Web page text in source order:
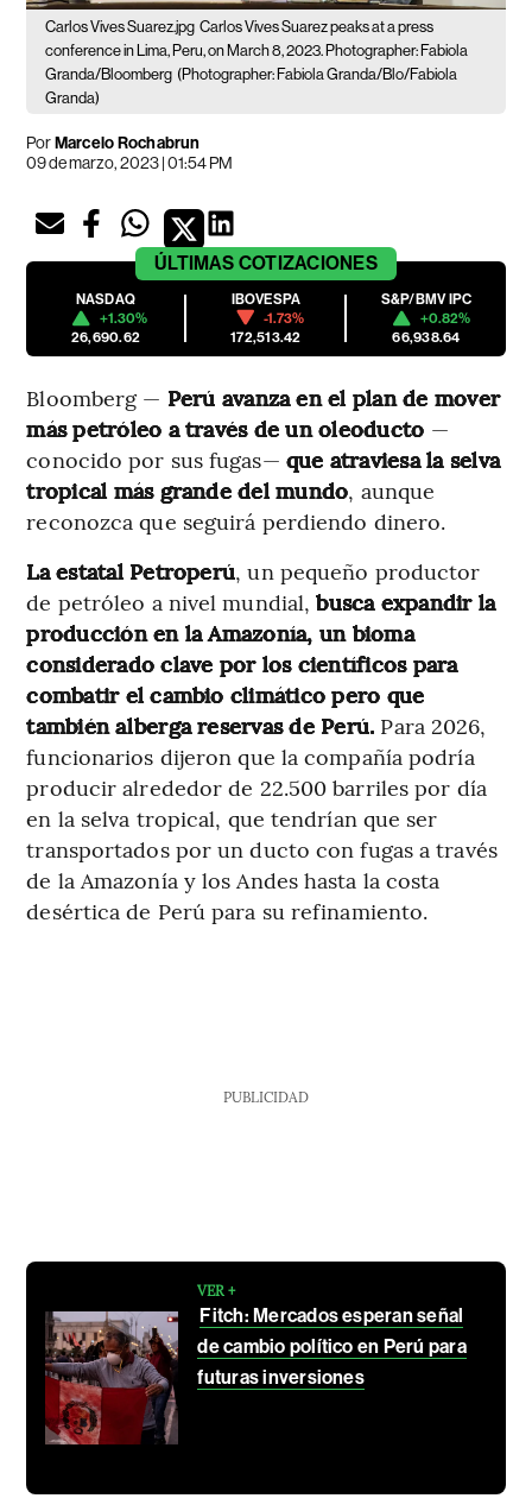
Carlos Vives Suarez.jpg Carlos Vives Suarez peaks at a press
conference in Lima, Peru, on March 8, 2023. Photographer: Fabiola
Granda/Bloomberg (Photographer: Fabiola Granda/Blo/Fabiola
Granda)
PorMarcelo Rochabrun
09 de marzo, 2023 | 01:54 PM
ÚLTIMAS COTIZACIONES
NASDAQ
+1.30%
26,690.62
IBOVESPA
-1.73%
172,513.42
S&P/BMV IPC
+0.82%
66,938.64
Bloomberg — Perú avanza en el plan de mover
más petróleo a través de un oleoducto —
conocido por sus fugas— que atraviesa la selva
tropical más grande del mundo, aunque
reconozca que seguirá perdiendo dinero.
La estatal Petroperú, un pequeño productor
de petróleo a nivel mundial,busca expandir la
producción en la Amazonía, un bioma
considerado clave por los científicos para
combatir el cambio climático pero que
también alberga reservas de Perú. Para 2026,
funcionarios dijeron que la compañía podría
producir alrededor de 22.500 barriles por día
en la selva tropical, que tendrían que ser
transportados por un ducto con fugas a través
de la Amazonía y los Andes hasta la costa
desértica de Perú para su refinamiento.
PUBLICIDAD
VER +
Fitch: Mercados esperan señal
de cambio político en Perú para
futuras inversiones